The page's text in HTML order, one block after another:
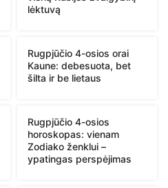
lėktuvą
Rugpjūčio 4-osios orai
Kaune: debesuota, bet
šilta ir be lietaus
Rugpjūčio 4-osios
horoskopas: vienam
Zodiako ženklui –
ypatingas perspėjimas